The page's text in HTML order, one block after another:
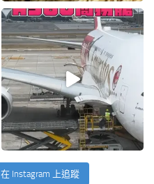
在 Instagram 上追蹤